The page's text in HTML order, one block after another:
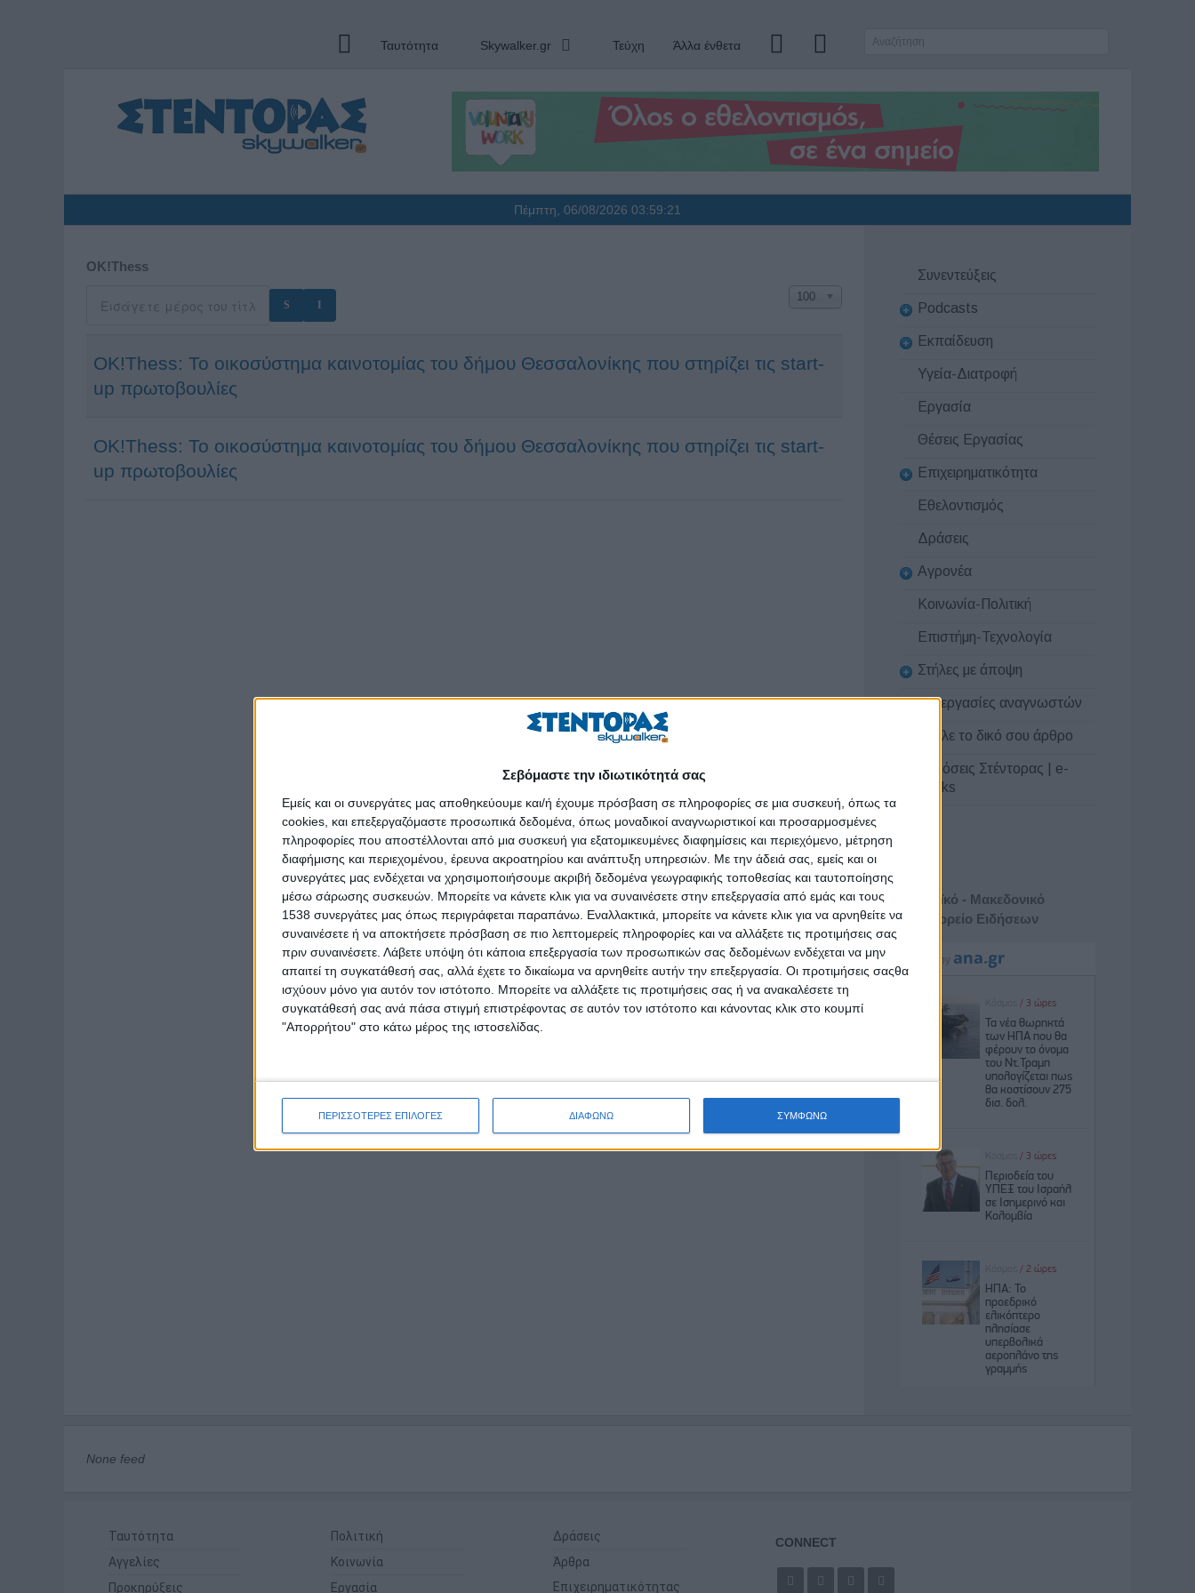
Σεβόμαστε την ιδιωτικότητά σας
Εμείς και οι συνεργάτες μας αποθηκεύουμε και/ή έχουμε πρόσβαση σε πληροφορίες σε μια συσκευή, όπως τα
cookies, και επεξεργαζόμαστε προσωπικά δεδομένα, όπως μοναδικοί αναγνωριστικοί και προσαρμοσμένες
πληροφορίες που αποστέλλονται από μια συσκευή για εξατομικευμένες διαφημίσεις και περιεχόμενο, μέτρηση
διαφήμισης και περιεχομένου, έρευνα ακροατηρίου και ανάπτυξη υπηρεσιών. Με την άδειά σας, εμείς και οι
συνεργάτες μας ενδέχεται να χρησιμοποιήσουμε ακριβή δεδομένα γεωγραφικής τοποθεσίας και ταυτοποίησης
μέσω σάρωσης συσκευών. Μπορείτε να κάνετε κλικ για να συναινέσετε στην επεξεργασία από εμάς και τους
1538 συνεργάτες μας όπως περιγράφεται παραπάνω. Εναλλακτικά, μπορείτε να κάνετε κλικ για να αρνηθείτε να
συναινέσετε ή να αποκτήσετε πρόσβαση σε πιο λεπτομερείς πληροφορίες και να αλλάξετε τις προτιμήσεις σας
πριν συναινέσετε. Λάβετε υπόψη ότι κάποια επεξεργασία των προσωπικών σας δεδομένων ενδέχεται να μην
απαιτεί τη συγκατάθεσή σας, αλλά έχετε το δικαίωμα να αρνηθείτε αυτήν την επεξεργασία. Οι προτιμήσεις σαςθα
ισχύουν μόνο για αυτόν τον ιστότοπο. Μπορείτε να αλλάξετε τις προτιμήσεις σας ή να ανακαλέσετε τη
συγκατάθεσή σας ανά πάσα στιγμή επιστρέφοντας σε αυτόν τον ιστότοπο και κάνοντας κλικ στο κουμπί
"Απορρήτου" στο κάτω μέρος της ιστοσελίδας.
ΠΕΡΙΣΣΟΤΕΡΕΣ ΕΠΙΛΟΓΕΣ ΔΙΑΦΩΝΩ ΣΥΜΦΩΝΩ
Ταυτότητα Skywalker.gr Τεύχη Άλλα ένθετα
Πέμπτη, 06/08/2026 03:59:22
OK!Thess
100
OK!Thess: Το οικοσύστημα καινοτομίας του δήμου Θεσσαλονίκης που στηρίζει τις start-
up πρωτοβουλίες
OK!Thess: Το οικοσύστημα καινοτομίας του δήμου Θεσσαλονίκης που στηρίζει τις start-
up πρωτοβουλίες
Συνεντεύξεις
Podcasts
Εκπαίδευση
Υγεία-Διατροφή
Εργασία
Θέσεις Εργασίας
Επιχειρηματικότητα
Εθελοντισμός
Δράσεις
Αγρονέα
Κοινωνία-Πολιτική
Επιστήμη-Τεχνολογία
Στήλες με άποψη
Συνεργασίες αναγνωστών
Στείλε το δικό σου άρθρο
Εκδόσεις Στέντορας | e-
books
Αθηναϊκό - Μακεδονικό
Πρακτορείο Ειδήσεων
None feed
Ταυτότητα
Αγγελίες
Προκηρύξεις
Πολιτική
Κοινωνία
Εργασία
Δράσεις
Άρθρα
Επιχειρηματικότητας
CONNECT